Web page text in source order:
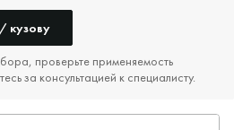
кузову
проверьте применяемость
за консультацией к специалисту.